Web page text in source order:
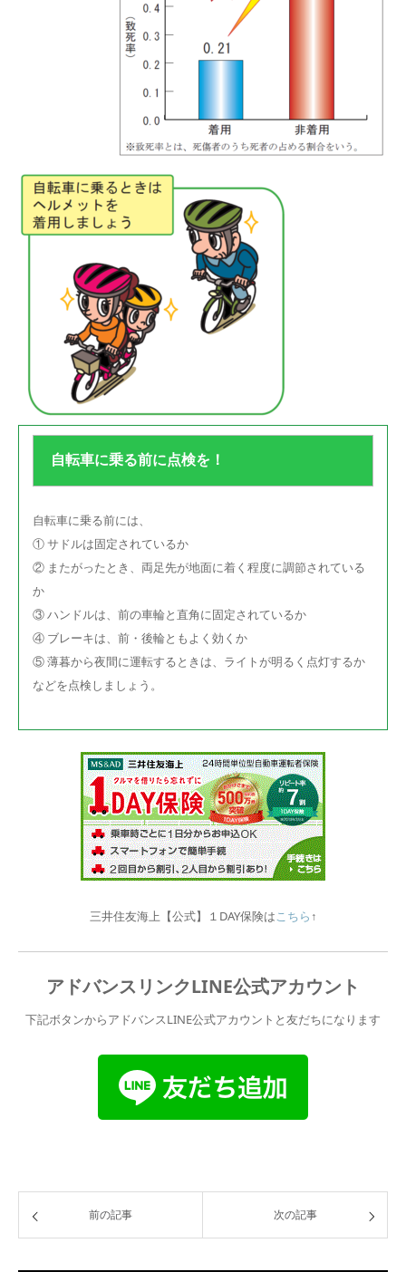
自転車に乗る前に点検を！
自転車に乗る前には、
① サドルは固定されているか
② またがったとき、両足先が地面に着く程度に調節されている
か
③ ハンドルは、前の車輪と直角に固定されているか
④ ブレーキは、前・後輪ともよく効くか
⑤ 薄暮から夜間に運転するときは、ライトが明るく点灯するか
などを点検しましょう。
三井住友海上【公式】１DAY保険はこちら ↑
アドバンスリンクLINE公式アカウント
下記ボタンからアドバンスLINE公式アカウントと友だちになります
前の記事 次の記事